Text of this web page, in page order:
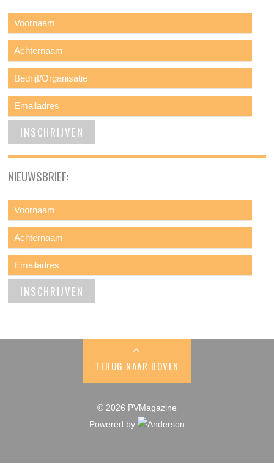
NIEUWSBRIEF:
TERUG NAAR BOVEN
© 2026 PVMagazine
Powered by